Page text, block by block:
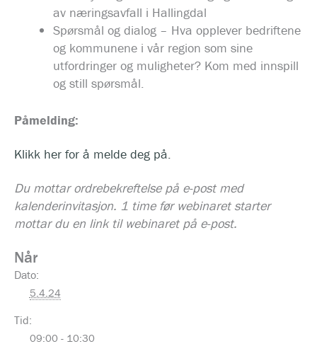
av næringsavfall i Hallingdal
Spørsmål og dialog – Hva opplever bedriftene
og kommunene i vår region som sine
utfordringer og muligheter? Kom med innspill
og still spørsmål.
Påmelding:
Klikk her for å melde deg på.
Du mottar ordrebekreftelse på e-post med
kalenderinvitasjon. 1 time før webinaret starter
mottar du en link til webinaret på e-post.
Når
Dato:
5.4.24
Tid:
09:00 - 10:30